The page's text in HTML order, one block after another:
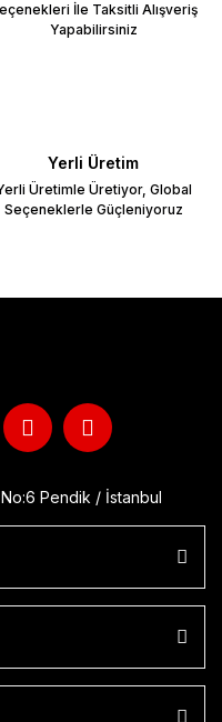
İle Taksitli Alışveriş
Yapabilirsiniz
Yerli Üretim
Üretimle Üretiyor, Global
Seçeneklerle Güçleniyoruz
No:6 Pendik / İstanbul